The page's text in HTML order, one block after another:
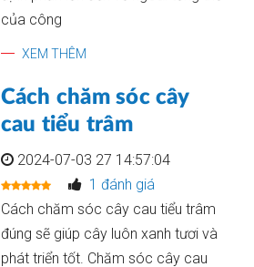
của công
XEM THÊM
Cách chăm sóc cây
cau tiểu trâm
2024-07-03 27 14:57:04
1 đánh giá
Cách chăm sóc cây cau tiểu trâm
đúng sẽ giúp cây luôn xanh tươi và
phát triển tốt. Chăm sóc cây cau